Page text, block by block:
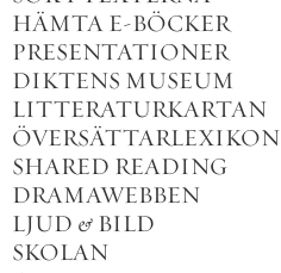
HÄMTA E-BÖCKER
PRESENTATIONER
DIKTENS MUSEUM
LITTERATURKARTAN
ÖVERSÄTTARLEXIKON
SHARED READING
DRAMAWEBBEN
LJUD & BILD
SKOLAN